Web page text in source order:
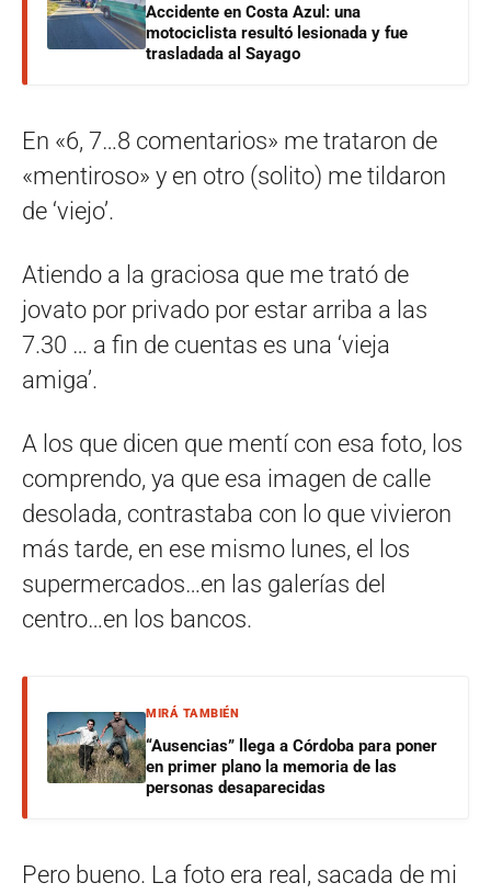
Accidente en Costa Azul: una
motociclista resultó lesionada y fue
trasladada al Sayago
En «6, 7…8 comentarios» me trataron de
«mentiroso» y en otro (solito) me tildaron
de ‘viejo’.
Atiendo a la graciosa que me trató de
jovato por privado por estar arriba a las
7.30 … a fin de cuentas es una ‘vieja
amiga’.
A los que dicen que mentí con esa foto, los
comprendo, ya que esa imagen de calle
desolada, contrastaba con lo que vivieron
más tarde, en ese mismo lunes, el los
supermercados…en las galerías del
centro…en los bancos.
MIRÁ TAMBIÉN
“Ausencias” llega a Córdoba para poner
en primer plano la memoria de las
personas desaparecidas
Pero bueno. La foto era real, sacada de mi